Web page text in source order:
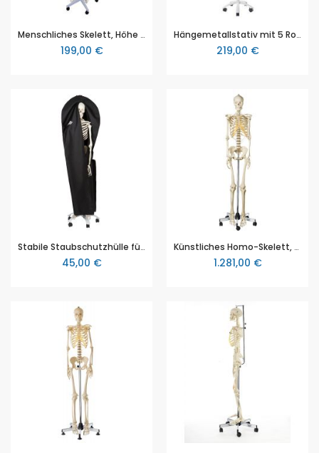
Menschliches Skelett, Höhe a. 180 cm, Ansätze/Ursprünge der Muskeln erkennbar, beweglicher Unterkiefer und abnehmbare Schädeldecke
199,00 €
Hängemetallstativ mit 5 Rollen (Fuß und Stange), Höhe ca. 196 cm, für die lebensgroßen 3B Scientific Sekelette
219,00 €
Stabile Staubschutzhülle für Skelette, Maße 166 x 66 cm
45,00 €
Künstliches Homo-Skelett, weiblich, in natürlicher Größe, von SOMSO® (QS 10/8), aus SOMSO-Plast®, teilweise zerlegbar, Höhe ca. 171cm
1.281,00 €